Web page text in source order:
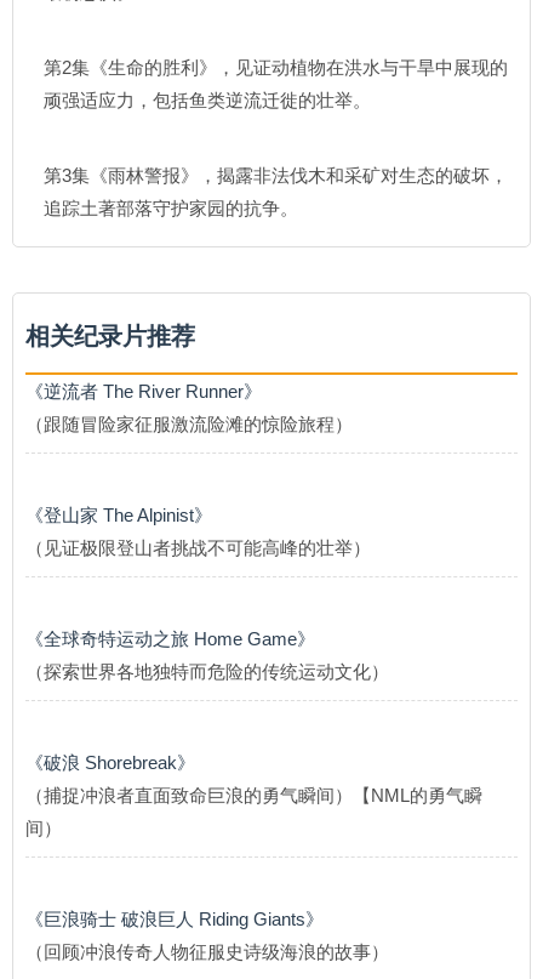
第2集《生命的胜利》，见证动植物在洪水与干旱中展现的
顽强适应力，包括鱼类逆流迁徙的壮举。
第3集《雨林警报》，揭露非法伐木和采矿对生态的破坏，
追踪土著部落守护家园的抗争。
相关纪录片推荐
《逆流者 The River Runner》
（跟随冒险家征服激流险滩的惊险旅程）
《登山家 The Alpinist》
（见证极限登山者挑战不可能高峰的壮举）
《全球奇特运动之旅 Home Game》
（探索世界各地独特而危险的传统运动文化）
《破浪 Shorebreak》
（捕捉冲浪者直面致命巨浪的勇气瞬间）【NML的勇气瞬
间）
《巨浪骑士 破浪巨人 Riding Giants》
（回顾冲浪传奇人物征服史诗级海浪的故事）